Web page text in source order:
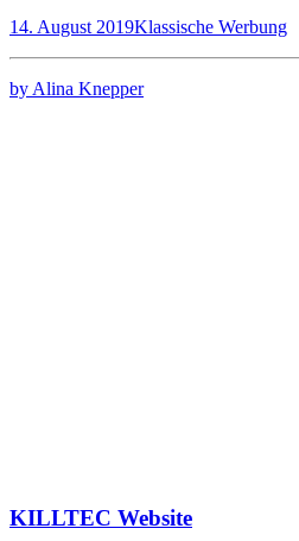
14. August 2019Klassische Werbung
by Alina Knepper
KILLTEC Website